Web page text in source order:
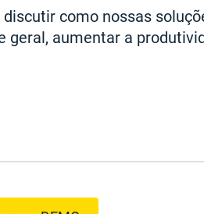
como nossas
geral, aumentar a